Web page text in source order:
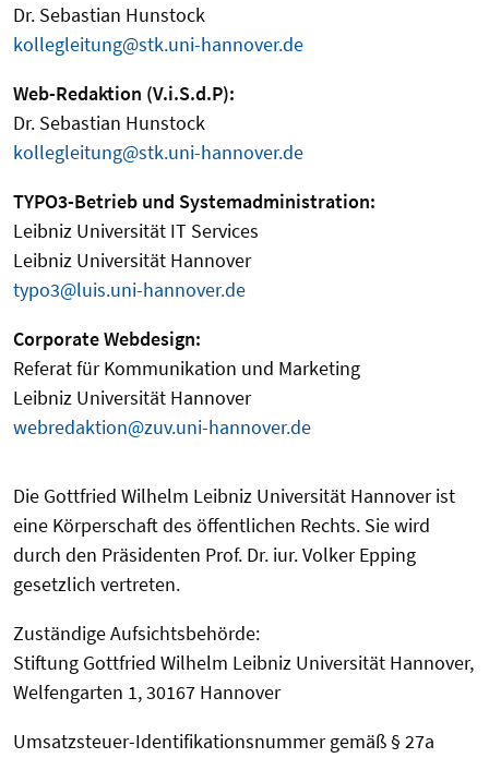
Dr. Sebastian Hunstock
kollegleitung@stk.uni-hannover.de
Web-Redaktion (V.i.S.d.P):
Dr. Sebastian Hunstock
kollegleitung@stk.uni-hannover.de
TYPO3-Betrieb und Systemadministration:
Leibniz Universität IT Services
Leibniz Universität Hannover
typo3@luis.uni-hannover.de
Corporate Webdesign:
Referat für Kommunikation und Marketing
Leibniz Universität Hannover
webredaktion@zuv.uni-hannover.de
Die Gottfried Wilhelm Leibniz Universität Hannover ist
eine Körperschaft des öffentlichen Rechts. Sie wird
durch den Präsidenten Prof. Dr. iur. Volker Epping
gesetzlich vertreten.
Zuständige Aufsichtsbehörde:
Stiftung Gottfried Wilhelm Leibniz Universität Hannover,
Welfengarten 1, 30167 Hannover
Umsatzsteuer-Identifikationsnummer gemäß § 27a